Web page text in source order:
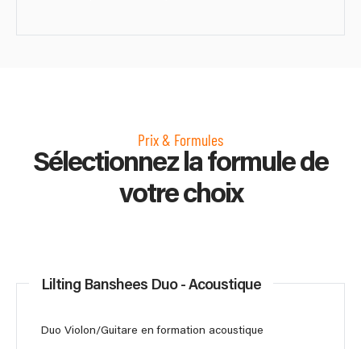
Prix & Formules
Sélectionnez la formule de
votre choix
Lilting Banshees Duo - Acoustique
Duo Violon/Guitare en formation acoustique